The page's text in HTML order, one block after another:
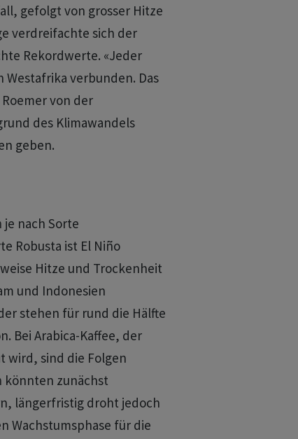
gefolgt von ​grosser Hitze
verdreifachte sich der
Rekordwerte. «Jeder
verbunden. Das
von der
des Klimawandels
geben.
je nach Sorte
Robusta ist El Niño
Hitze und Trockenheit
und ​Indonesien
stehen für rund die Hälfte
Bei Arabica-Kaffee, der
wird, sind die ​Folgen
könnten zunächst
längerfristig droht jedoch
Wachstumsphase für die